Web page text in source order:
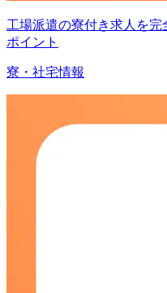
工場派遣の寮付き求人を
ポイント
寮・社宅情報